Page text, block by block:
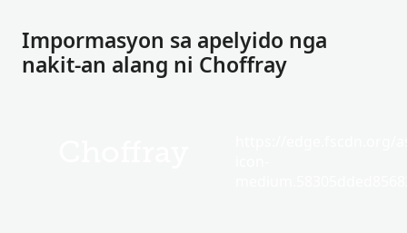
Impormasyon sa apelyido nga
nakit-an alang ni Choffray